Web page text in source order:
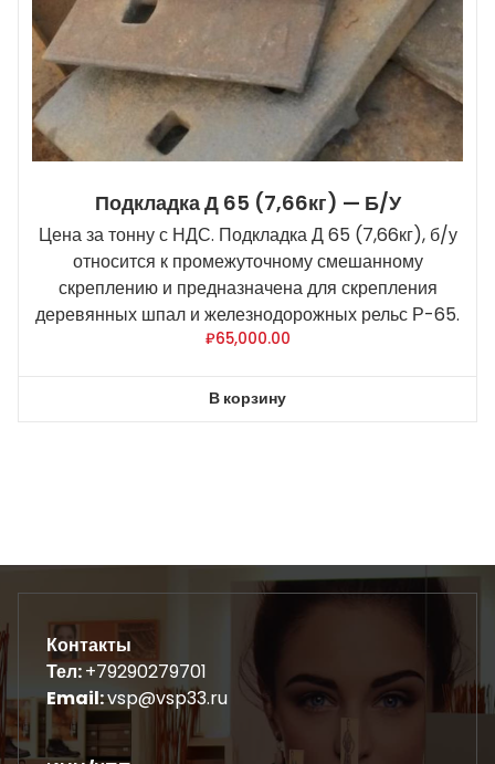
Подкладка Д 65 (7,66кг) — Б/У
Цена за тонну с НДС. Подкладка Д 65 (7,66кг), б/у
относится к промежуточному смешанному
скреплению и предназначена для скрепления
деревянных шпал и железнодорожных рельс Р-65.
₽65,000.00
В корзину
Контакты
Тел:+79290279701
Email:vsp@vsp33.ru